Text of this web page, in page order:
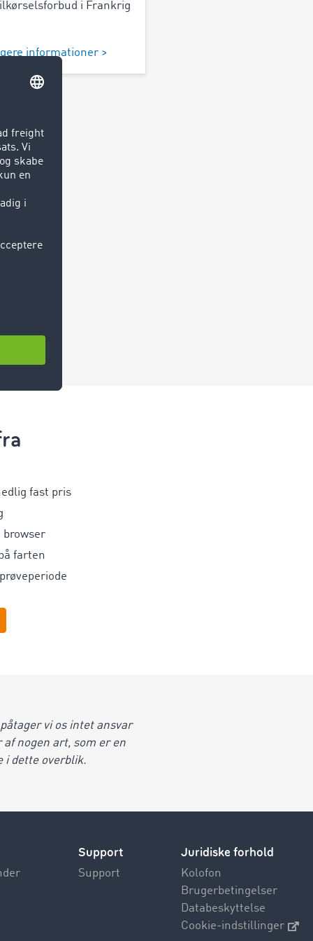
i Frankrig
informationer >
fast pris
browser
farten
vi os intet ansvar
nogen art, som er en
i dette overblik.
Support
Support
Juridiske forhold
Kolofon
Brugerbetingelser
Databeskyttelse
Cookie-indstillinger